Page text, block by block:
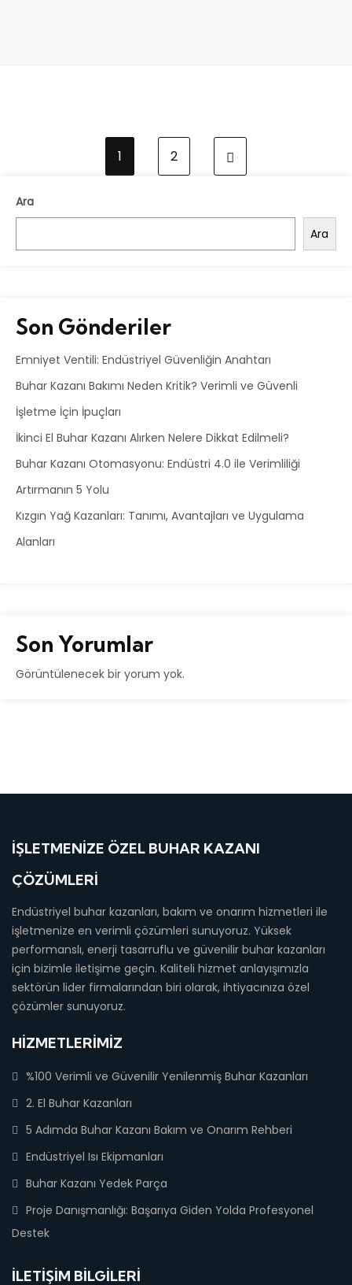
1 2
Ara
Ara
Son Gönderiler
Emniyet Ventili: Endüstriyel Güvenliğin Anahtarı
Buhar Kazanı Bakımı Neden Kritik? Verimli ve Güvenli
İşletme İçin İpuçları
İkinci El Buhar Kazanı Alırken Nelere Dikkat Edilmeli?
Buhar Kazanı Otomasyonu: Endüstri 4.0 ile Verimliliği
Artırmanın 5 Yolu
Kızgın Yağ Kazanları: Tanımı, Avantajları ve Uygulama
Alanları
Son Yorumlar
Görüntülenecek bir yorum yok.
İŞLETMENIZE ÖZEL BUHAR KAZANI
ÇÖZÜMLERI
Endüstriyel buhar kazanları, bakım ve onarım hizmetleri ile
işletmenize en verimli çözümleri sunuyoruz. Yüksek
performanslı, enerji tasarruflu ve güvenilir buhar kazanları
için bizimle iletişime geçin. Kaliteli hizmet anlayışımızla
sektörün lider firmalarından biri olarak, ihtiyacınıza özel
çözümler sunuyoruz.
HIZMETLERIMIZ
%100 Verimli ve Güvenilir Yenilenmiş Buhar Kazanları
2. El Buhar Kazanları
5 Adımda Buhar Kazanı Bakım ve Onarım Rehberi
Endüstriyel Isı Ekipmanları
Buhar Kazanı Yedek Parça
Proje Danışmanlığı: Başarıya Giden Yolda Profesyonel
Destek
İLETIŞIM BILGILERI